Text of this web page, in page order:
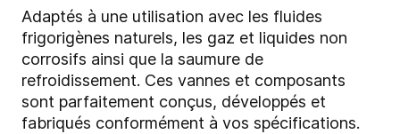
Adaptés à une utilisation avec les fluides
frigorigènes naturels, les gaz et liquides non
corrosifs ainsi que la saumure de
refroidissement. Ces vannes et composants
sont parfaitement conçus, développés et
fabriqués conformément à vos spécifications.